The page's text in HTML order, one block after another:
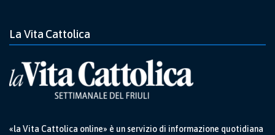
La Vita Cattolica
«la Vita Cattolica online» è un servizio di informazione quotidiana